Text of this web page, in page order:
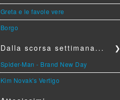
Greta e le favole vere
Borgo
Dalla scorsa settimana... ❯
Spider-Man - Brand New Day
Kim Novak's Vertigo